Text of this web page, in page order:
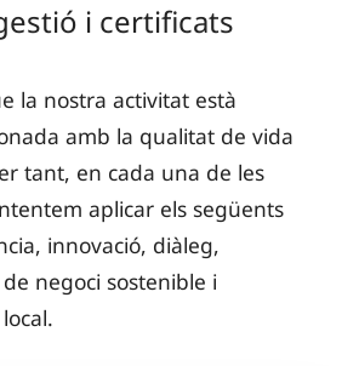
i certificats
la nostra activitat està
amb la qualitat de vida
tant, en cada una de les
aplicar els següents
innovació, diàleg,
negoci sostenible i